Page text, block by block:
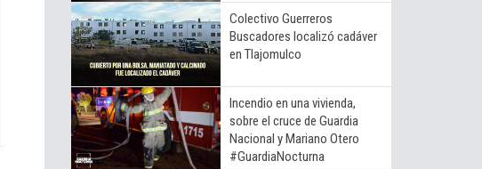
Colectivo Guerreros
Buscadores localizó cadáver
en Tlajomulco
Incendio en una vivienda,
sobre el cruce de Guardia
Nacional y Mariano Otero
#GuardiaNocturna